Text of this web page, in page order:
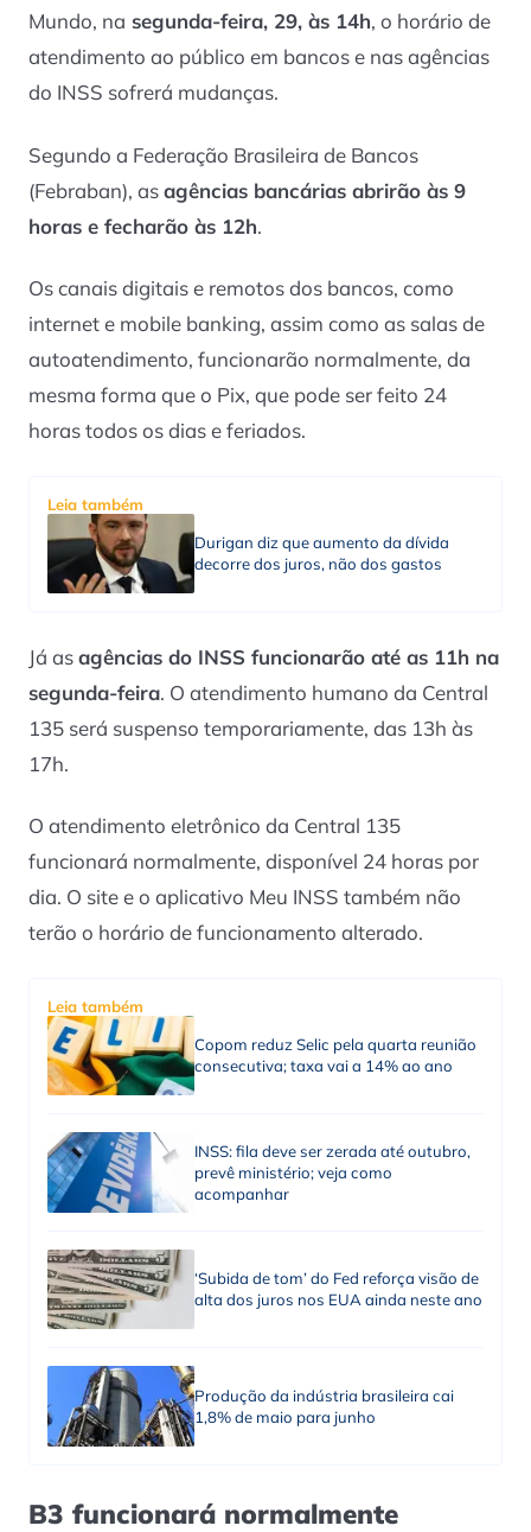
Mundo, na segunda-feira, 29, às 14h, o horário de
atendimento ao público em bancos e nas agências
do INSS sofrerá mudanças.
Segundo a Federação Brasileira de Bancos
(Febraban), asagências bancárias abrirão às 9
horas e fecharão às 12h.
Os canais digitais e remotos dos bancos, como
internet e mobile banking, assim como as salas de
autoatendimento, funcionarão normalmente, da
mesma forma que o Pix, que pode ser feito 24
horas todos os dias e feriados.
Leia também
Durigan diz que aumento da dívida
decorre dos juros, não dos gastos
Já asagências do INSS funcionarão até as 11h na
segunda-feira. O atendimento humano da Central
135 será suspenso temporariamente, das 13h às
17h.
O atendimento eletrônico da Central 135
funcionará normalmente, disponível 24 horas por
dia. O site e o aplicativo Meu INSS também não
terão o horário de funcionamento alterado.
Leia também
Copom reduz Selic pela quarta reunião
consecutiva; taxa vai a 14% ao ano
INSS: fila deve ser zerada até outubro,
prevê ministério; veja como
acompanhar
‘Subida de tom’ do Fed reforça visão de
alta dos juros nos EUA ainda neste ano
Produção da indústria brasileira cai
1,8% de maio para junho
B3 funcionará normalmente